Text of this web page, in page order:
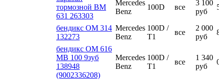
тормозной ВМ
631 263303
Mercedes
Benz
100D все
3 100
руб
бендикс ОМ 314
132273
Mercedes
Benz
100D /
T1
все
2 000
руб
бендикс ОМ 616
МВ 100 9зуб
138948
(9002336208)
Mercedes
Benz
100D /
T1
все
1 340
руб